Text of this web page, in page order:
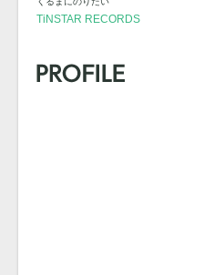
TiNSTAR RECORDS